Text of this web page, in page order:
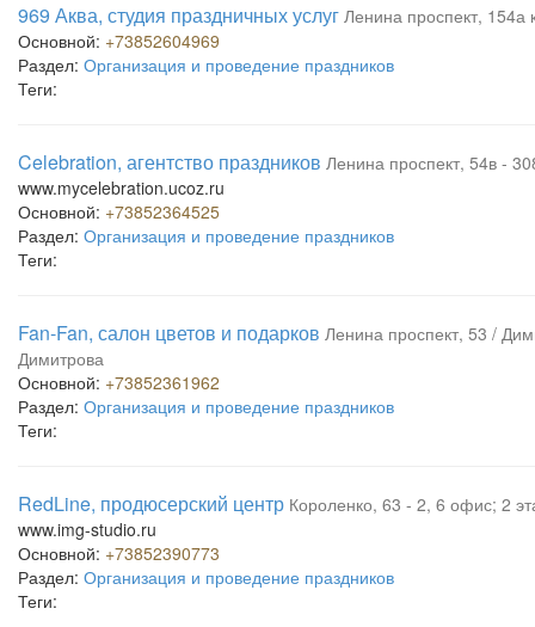
969 Аква, студия праздничных услуг Ленина проспект,
Основной: +73852604969
Раздел: Организация и проведение праздников
Теги:
Celebration, агентство праздников Ленина проспект, 54в -
www.mycelebration.ucoz.ru
Основной: +73852364525
Раздел: Организация и проведение праздников
Теги:
Fan-Fan, салон цветов и подарков Ленина проспект, 53 /
Димитрова
Основной: +73852361962
Раздел: Организация и проведение праздников
Теги:
RedLine, продюсерский центр Короленко, 63 - 2, 6 офис; 2
www.img-studio.ru
Основной: +73852390773
Раздел: Организация и проведение праздников
Теги: